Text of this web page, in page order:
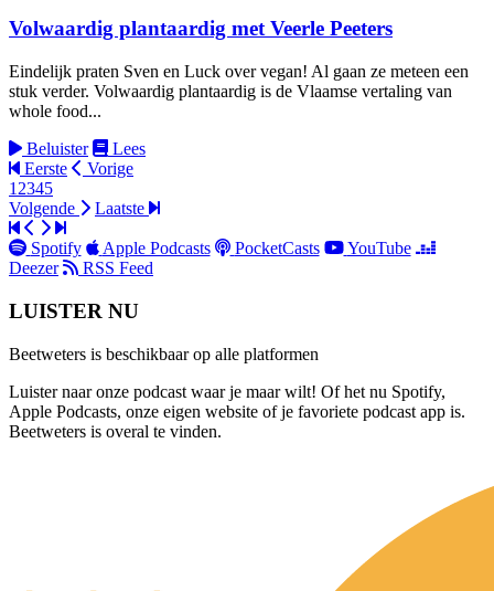
Volwaardig plantaardig met Veerle Peeters
Eindelijk praten Sven en Luck over vegan! Al gaan ze meteen een
stuk verder. Volwaardig plantaardig is de Vlaamse vertaling van
whole food...
Beluister
Lees
Eerste
Vorige
1 2345
Volgende
Laatste
Spotify Apple Podcasts PocketCasts
YouTube
Deezer
RSS Feed
LUISTER NU
Beetweters is beschikbaar op alle platformen
Luister naar onze podcast waar je maar wilt! Of het nu Spotify,
Apple Podcasts, onze eigen website of je favoriete podcast app is.
Beetweters is overal te vinden.